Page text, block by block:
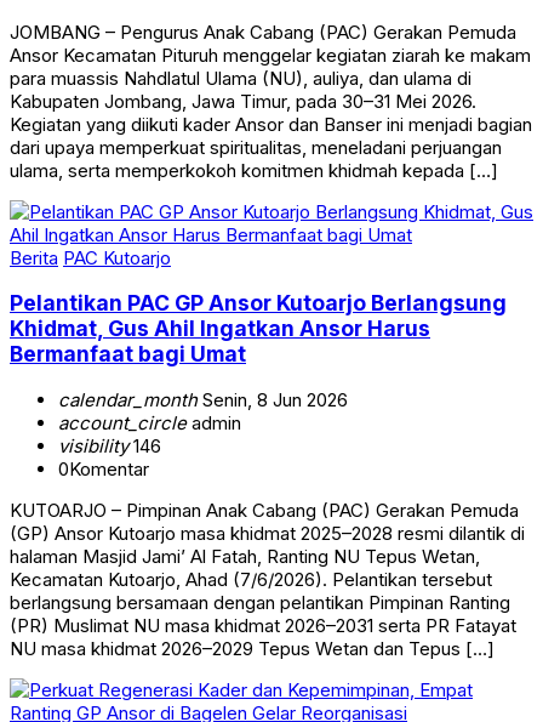
JOMBANG – Pengurus Anak Cabang (PAC) Gerakan Pemuda
Ansor Kecamatan Pituruh menggelar kegiatan ziarah ke makam
para muassis Nahdlatul Ulama (NU), auliya, dan ulama di
Kabupaten Jombang, Jawa Timur, pada 30–31 Mei 2026.
Kegiatan yang diikuti kader Ansor dan Banser ini menjadi bagian
dari upaya memperkuat spiritualitas, meneladani perjuangan
ulama, serta memperkokoh komitmen khidmah kepada […]
Berita PAC Kutoarjo
Pelantikan PAC GP Ansor Kutoarjo Berlangsung
Khidmat, Gus Ahil Ingatkan Ansor Harus
Bermanfaat bagi Umat
calendar_monthSenin, 8 Jun 2026
account_circleadmin
visibility146
0Komentar
KUTOARJO – Pimpinan Anak Cabang (PAC) Gerakan Pemuda
(GP) Ansor Kutoarjo masa khidmat 2025–2028 resmi dilantik di
halaman Masjid Jami’ Al Fatah, Ranting NU Tepus Wetan,
Kecamatan Kutoarjo, Ahad (7/6/2026). Pelantikan tersebut
berlangsung bersamaan dengan pelantikan Pimpinan Ranting
(PR) Muslimat NU masa khidmat 2026–2031 serta PR Fatayat
NU masa khidmat 2026–2029 Tepus Wetan dan Tepus […]